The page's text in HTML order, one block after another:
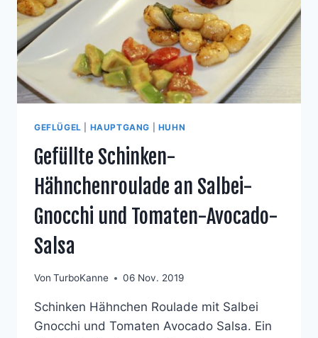
GEFLÜGEL HAUPTGANG HUHN
Gefüllte Schinken-
Hähnchenroulade an Salbei-
Gnocchi und Tomaten-Avocado-
Salsa
Von TurboKanne 06 Nov. 2019
Schinken Hähnchen Roulade mit Salbei
Gnocchi und Tomaten Avocado Salsa. Ein